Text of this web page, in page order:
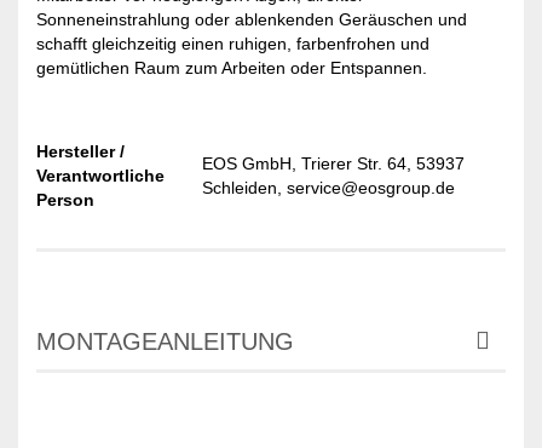
Sonneneinstrahlung oder ablenkenden Geräuschen und
schafft gleichzeitig einen ruhigen, farbenfrohen und
gemütlichen Raum zum Arbeiten oder Entspannen.
Hersteller /
Verantwortliche
Person
EOS GmbH, Trierer Str. 64, 53937
Schleiden, service@eosgroup.de
MONTAGEANLEITUNG